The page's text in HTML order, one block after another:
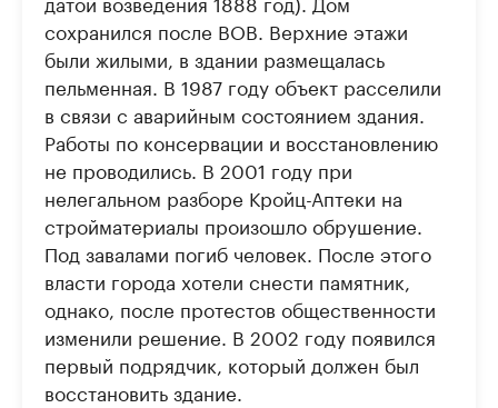
сохранился после ВОВ. Верхние этажи
были жилыми, в здании размещалась
пельменная. В 1987 году объект расселили
в связи с аварийным состоянием здания.
Работы по консервации и восстановлению
не проводились. В 2001 году при
нелегальном разборе Кройц-Аптеки на
стройматериалы произошло обрушение.
Под завалами погиб человек. После этого
власти города хотели снести памятник,
однако, после протестов общественности
изменили решение. В 2002 году появился
первый подрядчик, который должен был
восстановить здание.